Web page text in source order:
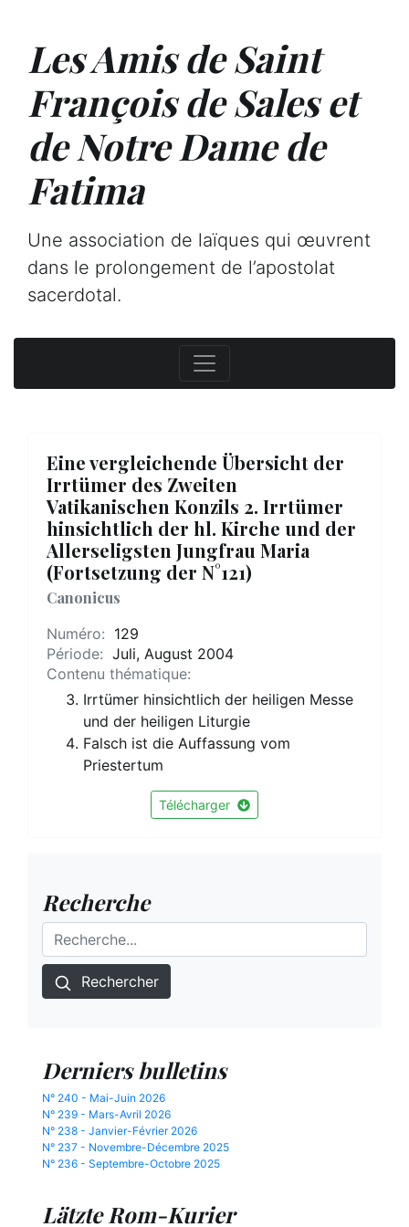
Les Amis de Saint
François de Sales et
de Notre Dame de
Fatima
Une association de laïques qui œuvrent
dans le prolongement de l’apostolat
sacerdotal.
Eine vergleichende Übersicht der
Irrtümer des Zweiten
Vatikanischen Konzils 2. Irrtümer
hinsichtlich der hl. Kirche und der
Allerseligsten Jungfrau Maria
(Fortsetzung der N°121)
Canonicus
Numéro: 129
Période: Juli, August 2004
Contenu thématique:
Irrtümer hinsichtlich der heiligen Messe
und der heiligen Liturgie
Falsch ist die Auffassung vom
Priestertum
Télécharger
Recherche
Rechercher
Derniers bulletins
N° 240 - Mai-Juin 2026
N° 239 - Mars-Avril 2026
N° 238 - Janvier-Février 2026
N° 237 - Novembre-Décembre 2025
N° 236 - Septembre-Octobre 2025
Lätzte Rom-Kurier